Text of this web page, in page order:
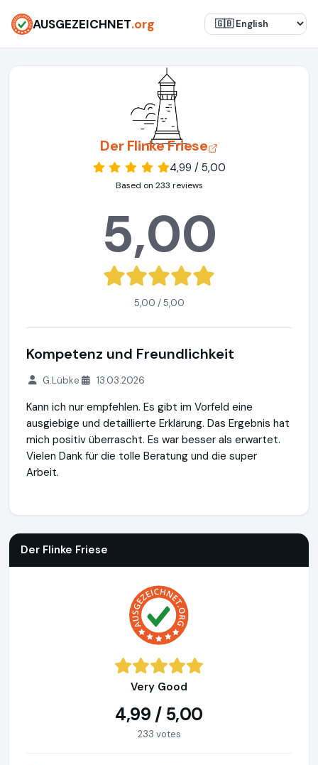
AUSGEZEICHNET.org
Der Flinke Friese
4,99 / 5,00
Based on 233 reviews
5,00
5,00 / 5,00
Kompetenz und Freundlichkeit
G.Lübke 13.03.2026
Kann ich nur empfehlen. Es gibt im Vorfeld eine
ausgiebige und detaillierte Erklärung. Das Ergebnis hat
mich positiv überrascht. Es war besser als erwartet.
Vielen Dank für die tolle Beratung und die super
Arbeit.
Der Flinke Friese
Very Good
4,99 / 5,00
233 votes